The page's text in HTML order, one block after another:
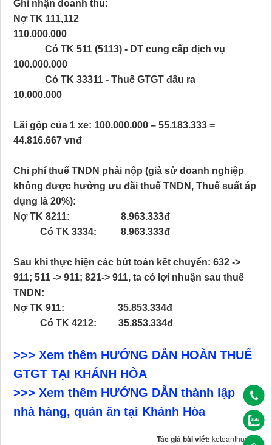
Ghi nhận doanh thu:
Nợ TK 111,112
110.000.000
Có TK 511 (5113) - DT cung cấp dịch vụ
100.000.000
Có TK 33311 - Thuế GTGT đầu ra
10.000.000
Lãi gộp của 1 xe: 100.000.000 – 55.183.333 =
44.816.667 vnđ
Chi phí thuế TNDN phải nộp (giả sử doanh nghiệp
không được hưởng ưu đãi thuế TNDN, Thuế suất áp
dụng là 20%):
Nợ TK 8211: 8.963.333đ
Có TK 3334: 8.963.333đ
Sau khi thực hiện các bút toán kết chuyển: 632 ->
911; 511 -> 911; 821-> 911, ta có lợi nhuận sau thuế
TNDN:
Nợ TK 911: 35.853.334đ
Có TK 4212: 35.853.334đ
>>> Xem thêm HƯỚNG DẪN HOÀN THUẾ
GTGT TẠI KHÁNH HÒA
>>> Xem thêm HƯỚNG DẪN thành lập
nhà hàng, quán ăn tại Khánh Hòa
Tác giả bài viết: ketoanthuecat